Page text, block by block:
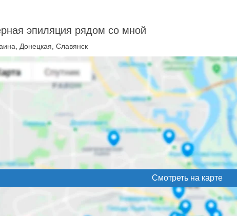
эпиляция рядом со мной
Донецкая, Славянск
Смотреть на карте